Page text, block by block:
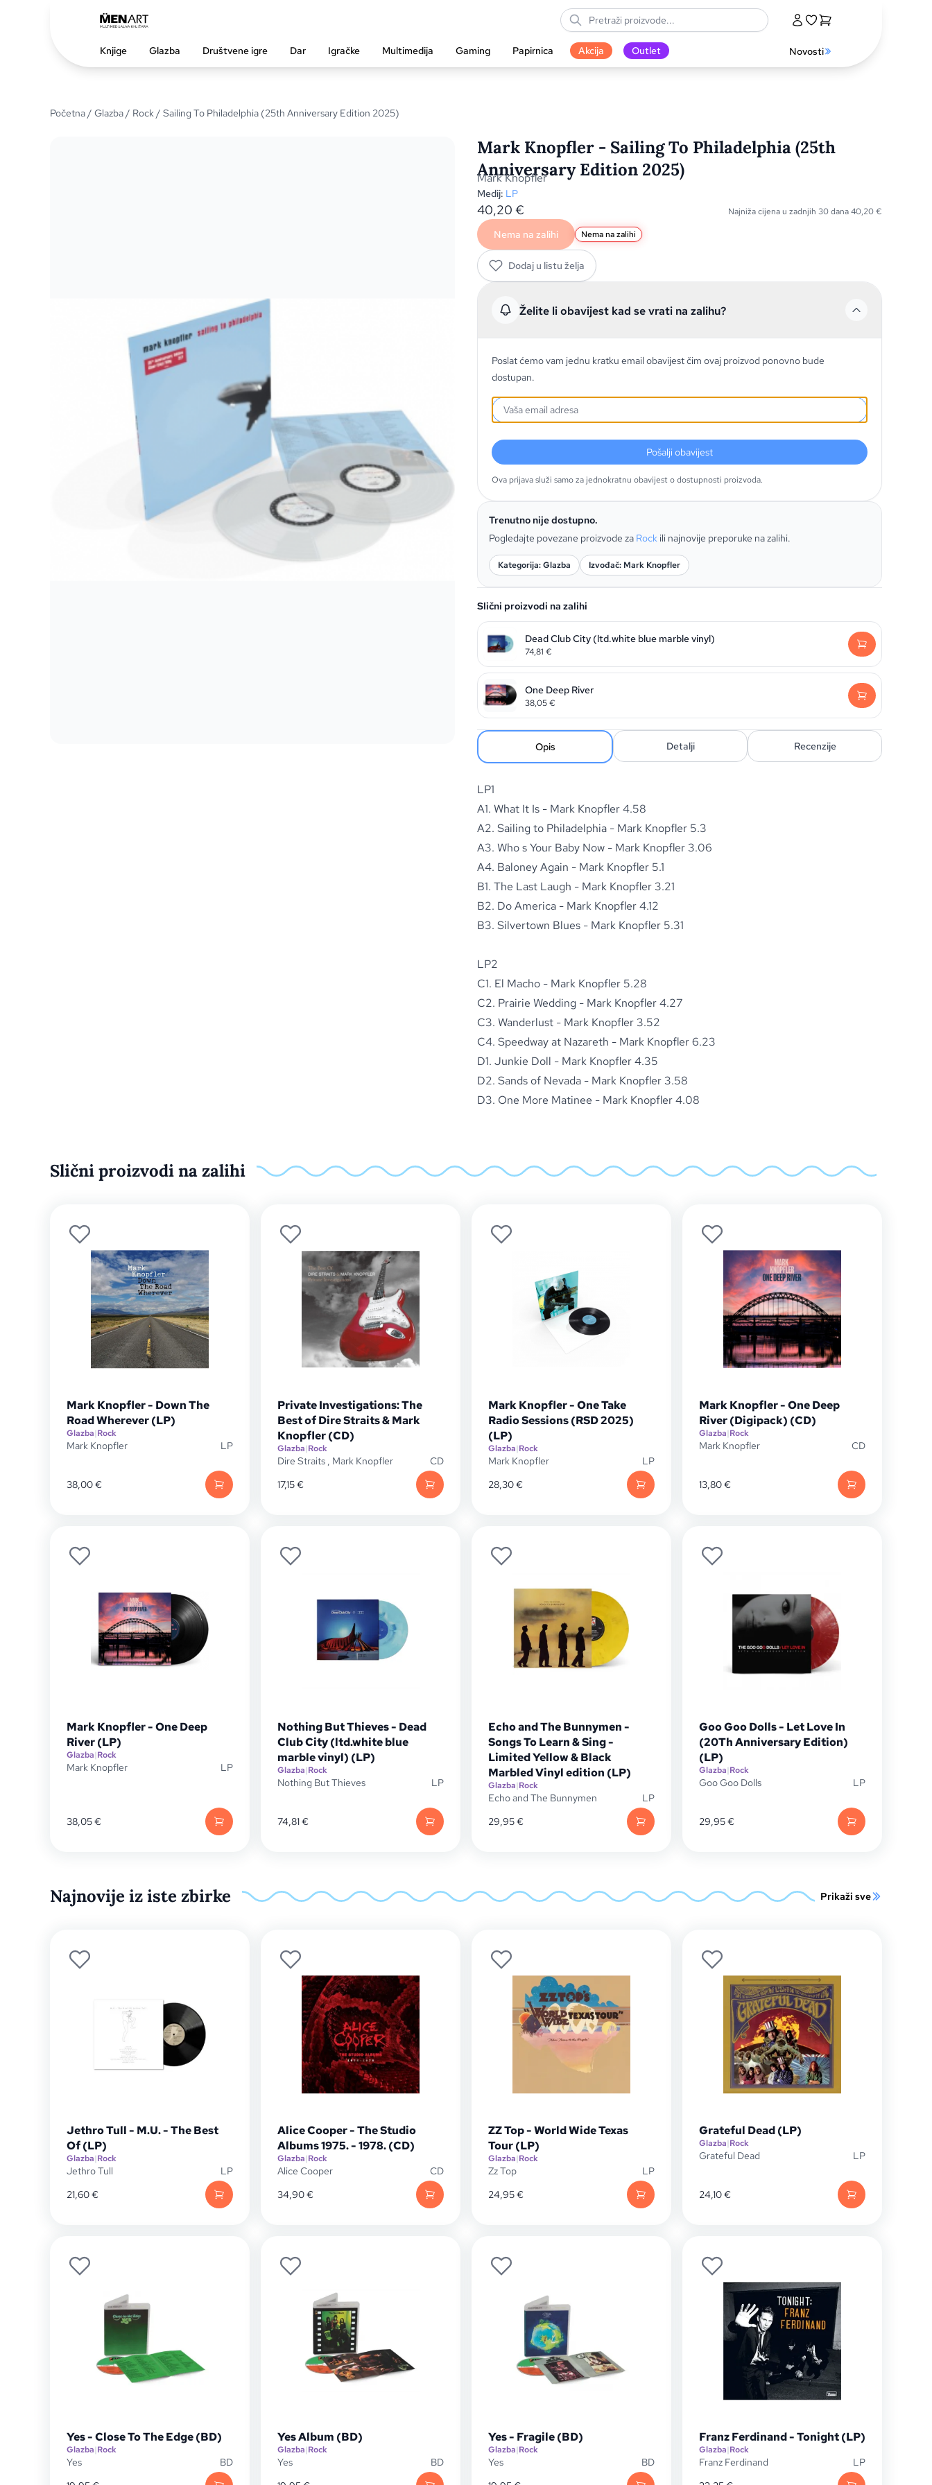
Knjige Glazba Društvene igre Dar Igračke Multimedija Gaming Papirnica Akcija Outlet Novosti
Početna/ Glazba/ Rock/ Sailing To Philadelphia (25th Anniversary Edition 2025)
Mark Knopfler - Sailing To Philadelphia (25th
Anniversary Edition 2025)
Mark Knopfler
Medij: LP
40,20 € Najniža cijena u zadnjih 30 dana40,20€
Nema na zalihi Nema na zalihi
Dodaj u listu želja
Želite li obavijest kad se vrati na zalihu?
Poslat ćemo vam jednu kratku email obavijest čim ovaj proizvod ponovno bude
dostupan.
Pošalji obavijest
Ova prijava služi samo za jednokratnu obavijest o dostupnosti proizvoda.
Trenutno nije dostupno.
Pogledajte povezane proizvode za Rock ili najnovije preporuke na zalihi.
Kategorija: Glazba Izvođač: Mark Knopfler
Slični proizvodi na zalihi
Dead Club City (ltd.white blue marble vinyl)
74,81 €
One Deep River
38,05€
Opis Detalji Recenzije
LP1
A1. What It Is - Mark Knopfler 4.58
A2. Sailing to Philadelphia - Mark Knopfler 5.3
A3. Who s Your Baby Now - Mark Knopfler 3.06
A4. Baloney Again - Mark Knopfler 5.1
B1. The Last Laugh - Mark Knopfler 3.21
B2. Do America - Mark Knopfler 4.12
B3. Silvertown Blues - Mark Knopfler 5.31
LP2
C1. El Macho - Mark Knopfler 5.28
C2. Prairie Wedding - Mark Knopfler 4.27
C3. Wanderlust - Mark Knopfler 3.52
C4. Speedway at Nazareth - Mark Knopfler 6.23
D1. Junkie Doll - Mark Knopfler 4.35
D2. Sands of Nevada - Mark Knopfler 3.58
D3. One More Matinee - Mark Knopfler 4.08
Slični proizvodi na zalihi
Mark Knopfler - Down The
Road Wherever (LP)
Glazba|Rock
Mark Knopfler LP
38,00€
Private Investigations: The
Best of Dire Straits & Mark
Knopfler (CD)
Glazba|Rock
Dire Straits , Mark Knopfler
CD
17,15€
Mark Knopfler - One Take
Radio Sessions (RSD 2025)
(LP)
Glazba|Rock
Mark Knopfler
LP
28,30€
Mark Knopfler - One Deep
River (Digipack) (CD)
Glazba|Rock
Mark Knopfler CD
13,80€
Mark Knopfler - One Deep
River (LP)
Glazba|Rock
Mark Knopfler LP
38,05€
Nothing But Thieves - Dead
Club City (ltd.white blue
marble vinyl) (LP)
Glazba|Rock
Nothing But Thieves LP
74,81€
Echo and The Bunnymen -
Songs To Learn & Sing -
Limited Yellow & Black
Marbled Vinyl edition (LP)
Glazba|Rock
Echo and The Bunnymen
LP
29,95€
Goo Goo Dolls - Let Love In
(20Th Anniversary Edition)
(LP)
Glazba|Rock
Goo Goo Dolls LP
29,95€
Najnovije iz iste zbirke Prikaži sve
Jethro Tull - M.U. - The Best
Of (LP)
Glazba|Rock
Jethro Tull
LP
21,60€
Alice Cooper - The Studio
Albums 1975. - 1978. (CD)
Glazba|Rock
Alice Cooper
CD
34,90€
ZZ Top - World Wide Texas
Tour (LP)
Glazba|Rock
Zz Top
LP
24,95€
Grateful Dead (LP)
Glazba|Rock
Grateful Dead LP
24,10€
Yes - Close To The Edge (BD)
Glazba|Rock
Yes
BD
Yes Album (BD)
Glazba|Rock
Yes
BD
Yes - Fragile (BD)
Glazba|Rock
Yes
BD
Franz Ferdinand - Tonight (LP)
Glazba|Rock
Franz Ferdinand
LP